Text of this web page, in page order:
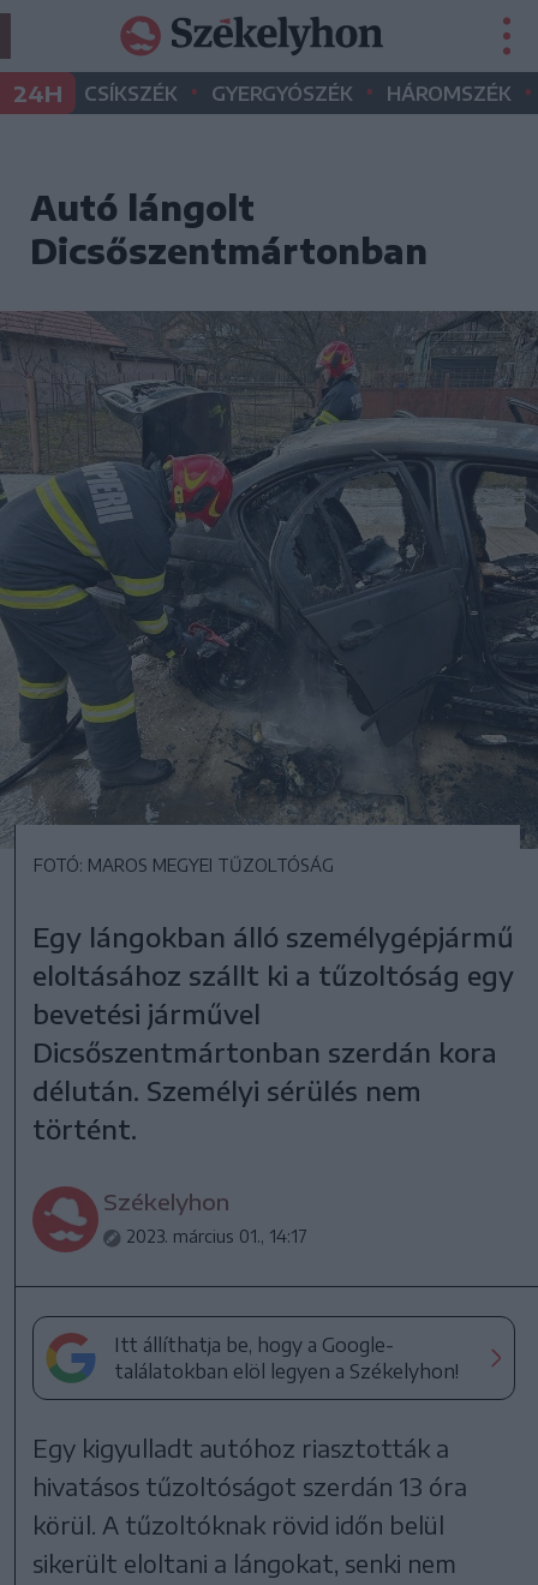
24H CSÍKSZÉK • GYERGYÓSZÉK • HÁROMSZÉK •
Autó lángolt
Dicsőszentmártonban
FOTÓ: MAROS MEGYEI TŰZOLTÓSÁG
Egy lángokban álló személygépjármű
eloltásához szállt ki a tűzoltóság egy
bevetési járművel
Dicsőszentmártonban szerdán kora
délután. Személyi sérülés nem
történt.
Székelyhon
2023. március 01., 14:17
Itt állíthatja be, hogy a Google-
találatokban elöl legyen a Székelyhon!
Egy kigyulladt autóhoz riasztották a
hivatásos tűzoltóságot szerdán 13 óra
körül. A tűzoltóknak rövid időn belül
sikerült eloltani a lángokat, senki nem